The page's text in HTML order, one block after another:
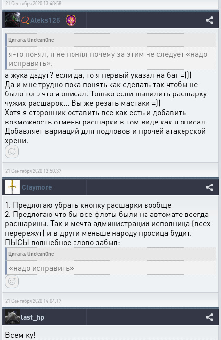
21 Сентября 2020 13:48:58
📿Aleks125
Цитата: UncleanOne
я-то понял, я не понял почему за этим не следует «надо
исправить».
а жука дадут? если да, то я первый указал на баг =)))
Да и мне трудно пока понять как сделать так чтобы не
было того что я описал. Только если выпилить расшарку
чужих расшарок... Вы же резать мастаки =))
Хотя я сторонник оставить все как есть и добавить
возможность отмены расшарки в том виде как я описал.
Добавляет вариаций для подловов и прочей атакерской
хрени.
21 Сентября 2020 13:50:37
Claymore
1. Предлогаю убрать кнопку расшарки вообще
2. Предлогаю что бы все флоты были на автомате всегда
расшарины. Так и мечта администрации исполница (всех
перережут) и в други меньше народу просица будит.
ПЫСЫ волшебное слово забыл:
Цитата: UncleanOne
«надо исправить»
21 Сентября 2020 14:04:17
last_hp
Всем ку!